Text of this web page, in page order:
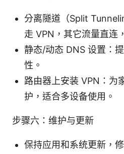
分离隧道（Split
走 VPN，其它流量直连
静态/动态 DNS 设置：
性。
路由器上安装 VPN：为
护，适合多设备使用。
步骤六：维护与更新
保持应用和系统更新，